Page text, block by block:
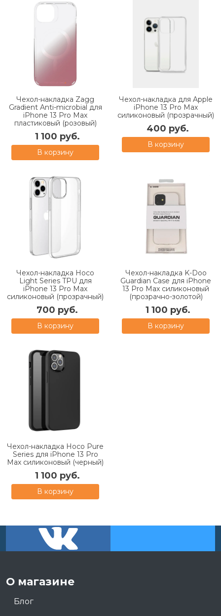
Чехол-накладка Zagg
Gradient Anti-microbial для
iPhone 13 Pro Max
пластиковый (розовый)
1 100 руб.
В корзину
Чехол-накладка для Apple
iPhone 13 Pro Max
силиконовый (прозрачный)
400 руб.
В корзину
Чехол-накладка Hoco
Light Series TPU для
iPhone 13 Pro Max
силиконовый (прозрачный)
700 руб.
В корзину
Чехол-накладка K-Doo
Guardian Case для iPhone
13 Pro Max силиконовый
(прозрачно-золотой)
1 100 руб.
В корзину
Чехол-накладка Hoco Pure
Series для iPhone 13 Pro
Max силиконовый (черный)
1 100 руб.
В корзину
О магазине
Блог